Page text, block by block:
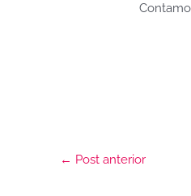
← Post anterior